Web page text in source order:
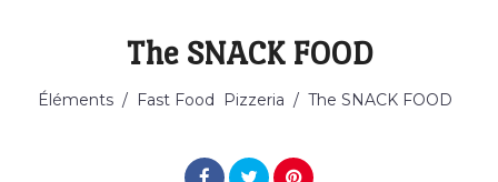
Catégorie
The SNACK FOOD
Éléments / Fast Food Pizzeria / The SNACK FOOD